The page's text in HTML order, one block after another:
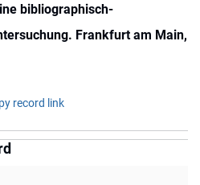
bibliographisch-
Frankfurt am Main,
record link